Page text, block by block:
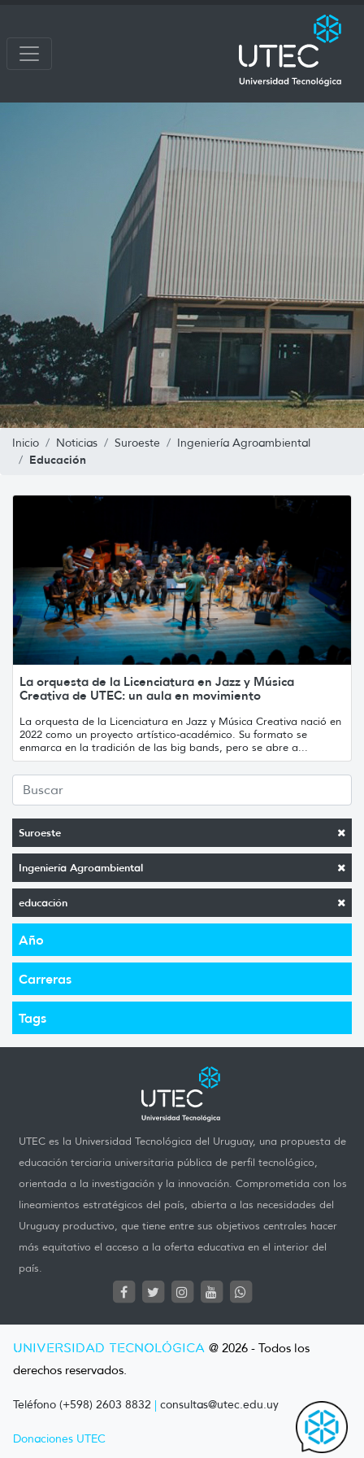
Inicio Noticias Suroeste Ingeniería Agroambiental
Educación
Suroeste
Ingeniería Agroambiental
educación
Año
Carreras
Tags
La orquesta de la Licenciatura en Jazz y Música
Creativa de UTEC: un aula en movimiento
La orquesta de la Licenciatura en Jazz y Música Creativa nació en
2022 como un proyecto artístico-académico. Su formato se
enmarca en la tradición de las big bands, pero se abre a...
UTEC es la Universidad Tecnológica del Uruguay, una propuesta de
educación terciaria universitaria pública de perfil tecnológico,
orientada a la investigación y la innovación. Comprometida con los
lineamientos estratégicos del país, abierta a las necesidades del
Uruguay productivo, que tiene entre sus objetivos centrales hacer
más equitativo el acceso a la oferta educativa en el interior del
país.
UNIVERSIDAD TECNOLÓGICA @ 2026 - Todos los
derechos reservados.
Teléfono (+598) 2603 8832 | consultas@utec.edu.uy
Donaciones UTEC